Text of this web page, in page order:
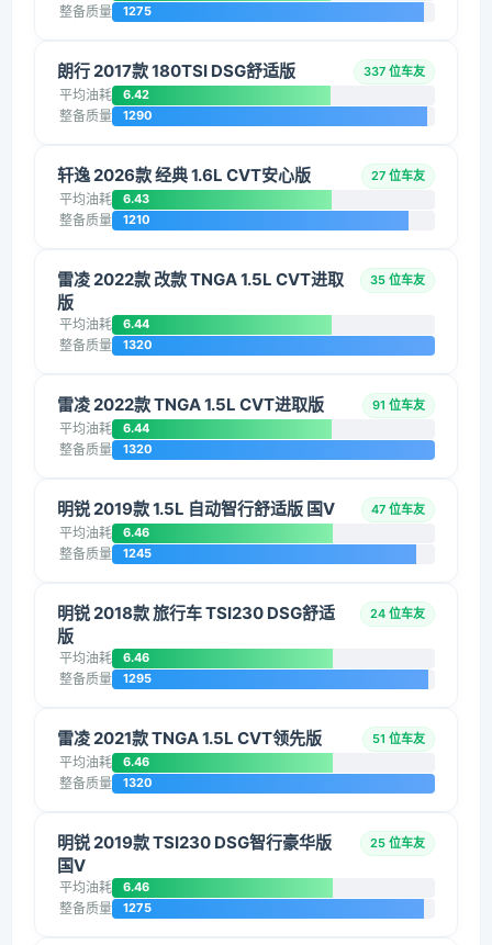
整备质量 1275
朗行 2017款 180TSI DSG舒适版 337 位车友
平均油耗 6.42
整备质量 1290
轩逸 2026款 经典 1.6L CVT安心版 27 位车友
平均油耗 6.43
整备质量 1210
雷凌 2022款 改款 TNGA 1.5L CVT进取
版
35 位车友
平均油耗 6.44
整备质量 1320
雷凌 2022款 TNGA 1.5L CVT进取版 91 位车友
平均油耗 6.44
整备质量 1320
明锐 2019款 1.5L 自动智行舒适版 国V 47 位车友
平均油耗 6.46
整备质量 1245
明锐 2018款 旅行车 TSI230 DSG舒适
版
24 位车友
平均油耗 6.46
整备质量 1295
雷凌 2021款 TNGA 1.5L CVT领先版 51 位车友
平均油耗 6.46
整备质量 1320
明锐 2019款 TSI230 DSG智行豪华版
国V
25 位车友
平均油耗 6.46
整备质量 1275